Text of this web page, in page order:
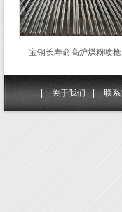
宝钢长寿命高炉煤粉喷枪
| 关于我们 联